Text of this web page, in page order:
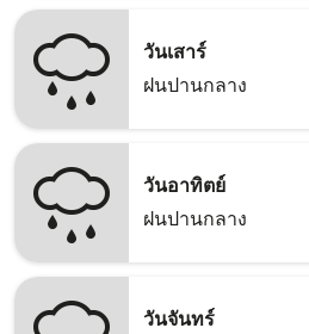
วันเสาร์
ฝนปานกลาง
วันอาทิตย์
ฝนปานกลาง
วันจันทร์